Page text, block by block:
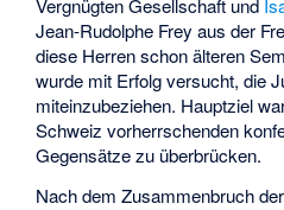
Jean-Rudolphe Frey aus der
diese Herren schon älteren
wurde mit Erfolg versucht, die
miteinzubeziehen. Hauptziel
Schweiz vorherrschenden
Gegensätze zu überbrücken.
Nach dem Zusammenbruch